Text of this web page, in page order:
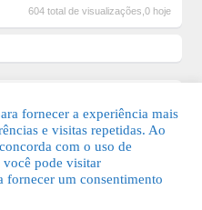
604 total de visualizações,0 hoje
Grátis. Todos os direitos
fornecer a experiência mais
e visitas repetidas. Ao
com o uso de
você pode visitar
fornecer um consentimento